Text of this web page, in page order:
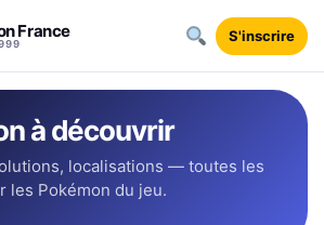
France S'inscrire
à découvrir
localisations — toutes les
les Pokémon du jeu.